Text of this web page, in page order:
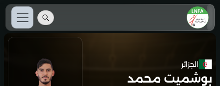
الجزائر
بوشميت محمد